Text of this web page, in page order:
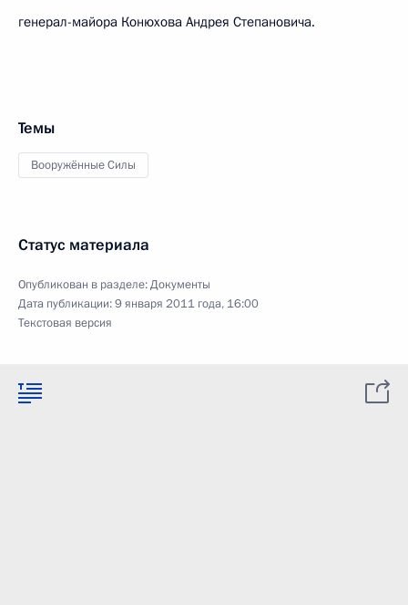
генерал-майора Конюхова Андрея Степановича.
Темы
Вооружённые Силы
Статус материала
Опубликован в разделе:Документы
Дата публикации:9 января 2011 года, 16:00
Текстовая версия